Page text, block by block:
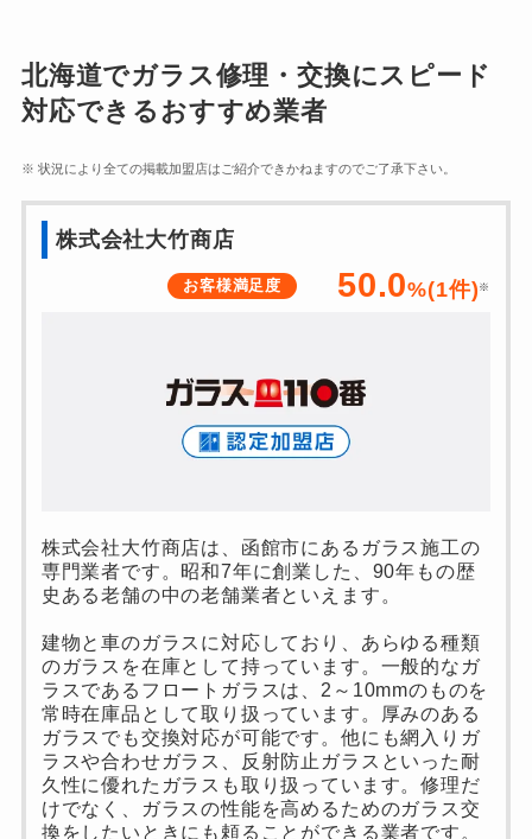
北海道でガラス修理・交換にスピード
対応できるおすすめ業者
※ 状況により全ての掲載加盟店はご紹介できかねますのでご了承下さい。
株式会社大竹商店
お客様満足度 50.0%(1件) ※
株式会社大竹商店は、函館市にあるガラス施工の
専門業者です。昭和7年に創業した、90年もの歴
史ある老舗の中の老舗業者といえます。
建物と車のガラスに対応しており、あらゆる種類
のガラスを在庫として持っています。一般的なガ
ラスであるフロートガラスは、2～10mmのものを
常時在庫品として取り扱っています。厚みのある
ガラスでも交換対応が可能です。他にも網入りガ
ラスや合わせガラス、反射防止ガラスといった耐
久性に優れたガラスも取り扱っています。修理だ
けでなく、ガラスの性能を高めるためのガラス交
換をしたいときにも頼ることができる業者です。